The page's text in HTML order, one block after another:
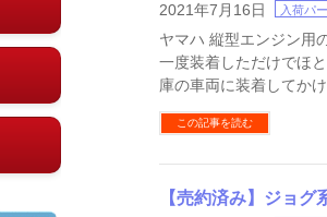
2021年7月16日 入荷パ
ヤマハ 縦型エンジン用
一度装着しただけでほ
庫の車両に装着してか
この記事を読む
【売約済み】ジョグ